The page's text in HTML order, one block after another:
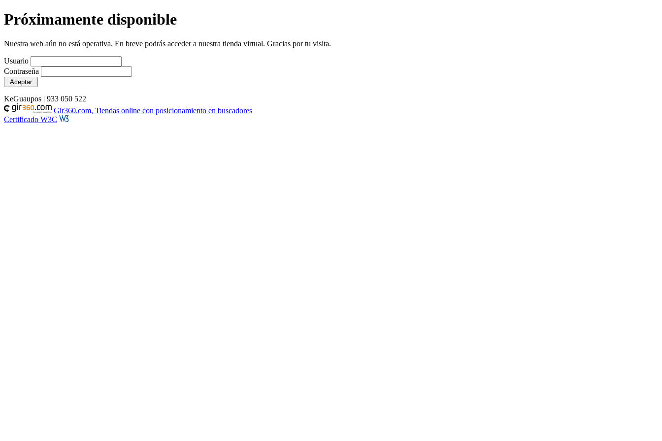
Próximamente disponible
Nuestra web aún no está operativa. En breve podrás acceder a nuestra tienda virtual. Gracias por tu visita.
Usuario
Contraseña
KeGuaupos | 933 050 522
Gir360.com, Tiendas online con posicionamiento en buscadores
Certificado W3C